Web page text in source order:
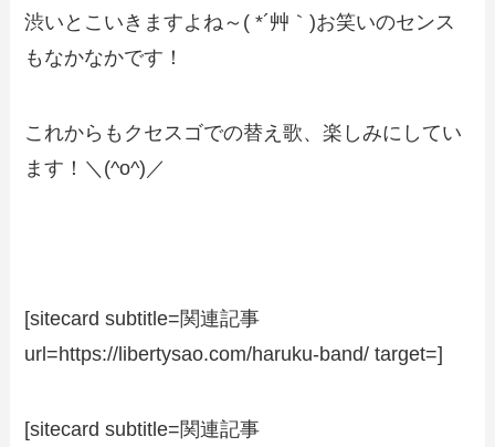
渋いとこいきますよね～( *´艸｀)お笑いのセンス
もなかなかです！
これからもクセスゴでの替え歌、楽しみにしてい
ます！＼(^o^)／
[sitecard subtitle=関連記事
url=https://libertysao.com/haruku-band/ target=]
[sitecard subtitle=関連記事